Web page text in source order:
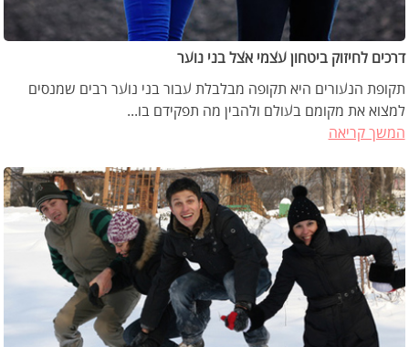
דרכים לחיזוק ביטחון עצמי אצל בני נוער
תקופת הנעורים היא תקופה מבלבלת עבור בני נוער רבים שמנסים
למצוא את מקומם בעולם ולהבין מה תפקידם בו...
המשך קריאה